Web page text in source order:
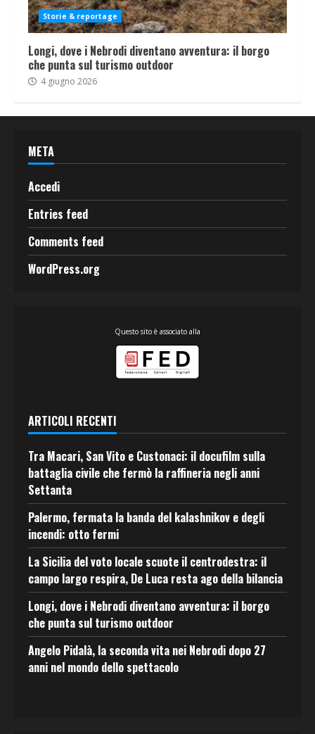
Storie & reportage
Longi, dove i Nebrodi diventano avventura: il borgo
che punta sul turismo outdoor
4 giugno 2026
META
Accedi
Entries feed
Comments feed
WordPress.org
Questo sito è associato alla
ARTICOLI RECENTI
Tra Macari, San Vito e Custonaci: il docufilm sulla
battaglia civile che fermò la raffineria negli anni
Settanta
Palermo, fermata la banda del kalashnikov e degli
incendi: otto fermi
La Sicilia del voto locale scuote il centrodestra: il
campo largo respira, De Luca resta ago della bilancia
Longi, dove i Nebrodi diventano avventura: il borgo
che punta sul turismo outdoor
Angelo Pidalà, la seconda vita nei Nebrodi dopo 27
anni nel mondo dello spettacolo